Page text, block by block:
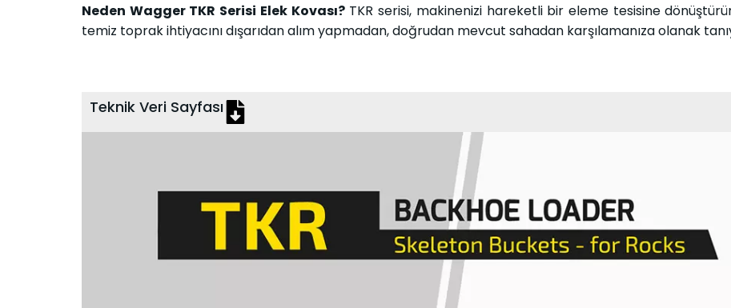
Neden Wagger TKR Serisi Elek Kovası?TKR serisi, makinenizi hareketli bir eleme tesisine
temiz toprak ihtiyacını dışarıdan alım yapmadan, doğrudan mevcut sahadan karşılamanıza olanak
Teknik Veri Sayfası